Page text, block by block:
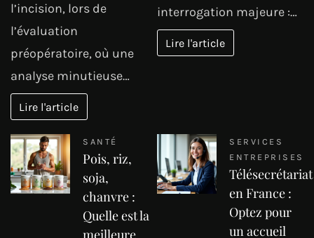
l’incision, lors de
l’évaluation
préopératoire, où une
analyse minutieuse…
Lire l'article
interrogation majeure :…
Lire l'article
SANTÉ
Pois, riz,
soja,
chanvre :
Quelle est la
meilleure
SERVICES
ENTREPRISES
Télésecrétariat
en France :
Optez pour
un accueil